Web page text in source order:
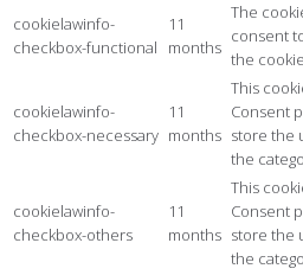
cookielawinfo-
checkbox-functional
11
months
The
consent
the
cookielawinfo-
checkbox-necessary
11
months
This
Consent
store the
the
cookielawinfo-
checkbox-others
11
months
This
Consent
store the
the